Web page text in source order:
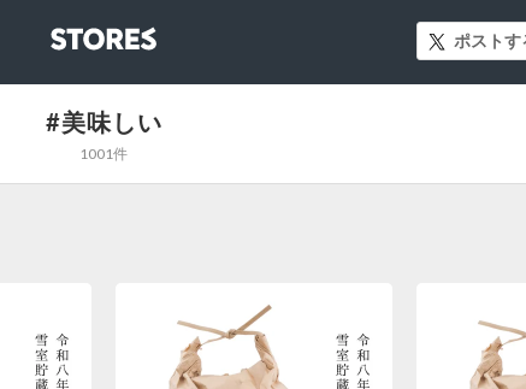
STORES ポストす
#美味しい
1001件